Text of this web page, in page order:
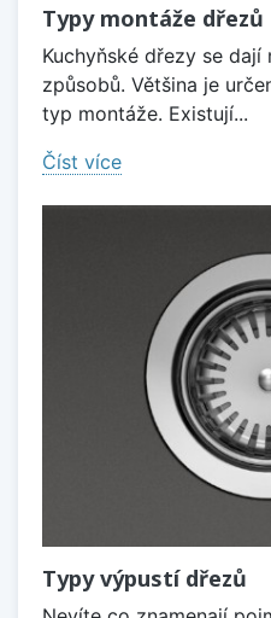
Typy montáže dřezů
Kuchyňské dřezy se
způsobů. Většina je
typ montáže. Existují...
Číst více
Typy výpustí dřezů